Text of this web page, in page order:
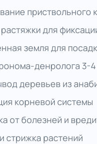
приствольного
для
земля для
денролога 3-4
деревьев из
корневой системы
от болезней и
стрижка растений